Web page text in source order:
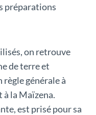
préparations
on retrouve
de terre et
règle générale à
la Maïzena.
est prisé pour sa